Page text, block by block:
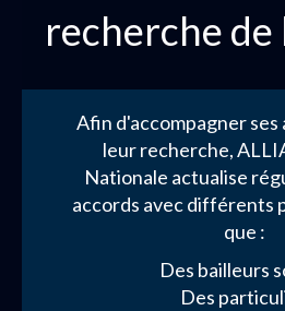
recherche
Afin d'accompagner ses
leur recherche,
Nationale actualise
accords avec différents
que :
Des bailleurs
Des